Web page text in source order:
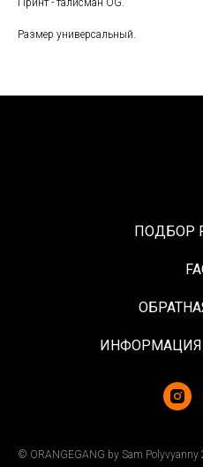
Принт - талисман OG.
Размер универсальный.
ПОДБОР
ИНФОРМАЦИЯ
© ORANGEGANG by Sam Polyvyanny